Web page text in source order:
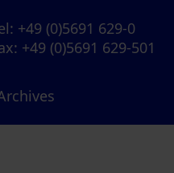
: +49 (0)5691 629-0
: +49 (0)5691 629-501